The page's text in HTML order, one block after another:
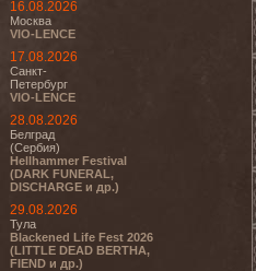
16.08.2026
Москва
VIO-LENCE
17.08.2026
Санкт-
Петербург
VIO-LENCE
28.08.2026
Белград
(Сербия)
Hellhammer Festival
(DARK FUNERAL,
DISCHARGE и др.)
29.08.2026
Тула
Blackened Life Fest 2026
(LITTLE DEAD BERTHA,
FIEND и др.)